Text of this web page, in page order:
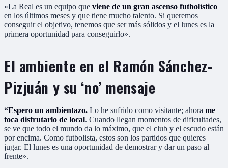
«La Real es un equipo que viene de un gran ascenso futbolístico
en los últimos meses y que tiene mucho talento. Si queremos
conseguir el objetivo, tenemos que ser más sólidos y el lunes es la
primera oportunidad para conseguirlo».
El ambiente en el Ramón Sánchez-
Pizjuán y su ‘no’ mensaje
“Espero un ambientazo. Lo he sufrido como visitante; ahora me
toca disfrutarlo de local. Cuando llegan momentos de dificultades,
se ve que todo el mundo da lo máximo, que el club y el escudo están
por encima. Como futbolista, estos son los partidos que quieres
jugar. El lunes es una oportunidad de demostrar y dar un paso al
frente».